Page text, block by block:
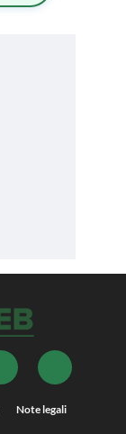
Note legali